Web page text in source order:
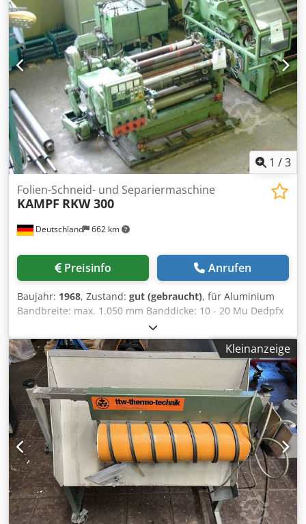
1 /3
Deutschland 662 km
Folien-Schneid- und Separiermaschine
KAMPF RKW 300
Preisinfo Anrufen
Baujahr: 1968, Zustand: gut (gebraucht), für Aluminium
Bandbreite: max. 1.050 mm Banddicke: 10 - 20 Mu Dedpfx
Kleinanzeige